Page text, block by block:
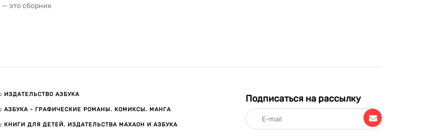
это сборник
событиям
ИЗДАТЕЛЬСТВО АЗБУКА
АЗБУКА - ГРАФИЧЕСКИЕ РОМАНЫ. КОМИКСЫ. МАНГА
КНИГИ ДЛЯ ДЕТЕЙ. ИЗДАТЕЛЬСТВА МАХАОН И АЗБУКА
Подписаться на рассылку